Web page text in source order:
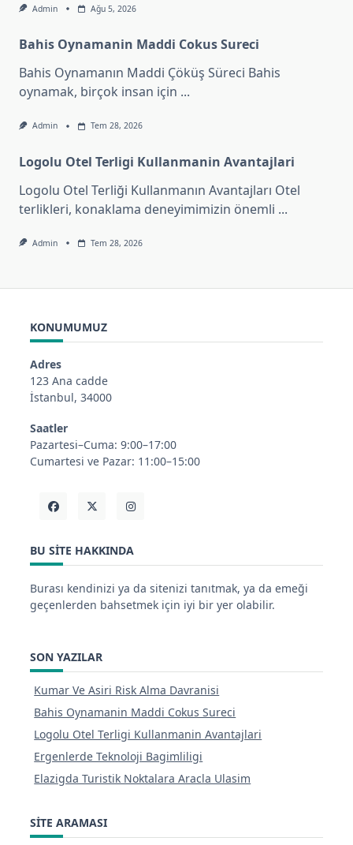
Admin Ağu 5, 2026
Bahis Oynamanin Maddi Cokus Sureci
Bahis Oynamanın Maddi Çöküş Süreci Bahis
oynamak, birçok insan için ...
Admin Tem 28, 2026
Logolu Otel Terligi Kullanmanin Avantajlari
Logolu Otel Terliği Kullanmanın Avantajları Otel
terlikleri, konaklama deneyimimizin önemli ...
Admin Tem 28, 2026
KONUMUMUZ
Adres
123 Ana cadde
İstanbul, 34000
Saatler
Pazartesi–Cuma: 9:00–17:00
Cumartesi ve Pazar: 11:00–15:00
BU SITE HAKKINDA
Burası kendinizi ya da sitenizi tanıtmak, ya da emeği
geçenlerden bahsetmek için iyi bir yer olabilir.
SON YAZILAR
Kumar Ve Asiri Risk Alma Davranisi
Bahis Oynamanin Maddi Cokus Sureci
Logolu Otel Terligi Kullanmanin Avantajlari
Ergenlerde Teknoloji Bagimliligi
Elazigda Turistik Noktalara Aracla Ulasim
SITE ARAMASI